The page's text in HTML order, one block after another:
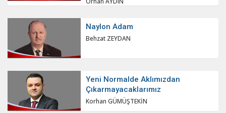
Naylon Adam
Behzat ZEYDAN
Yeni Normalde Aklımızdan
Çıkarmayacaklarımız
Korhan GÜMÜŞTEKİN